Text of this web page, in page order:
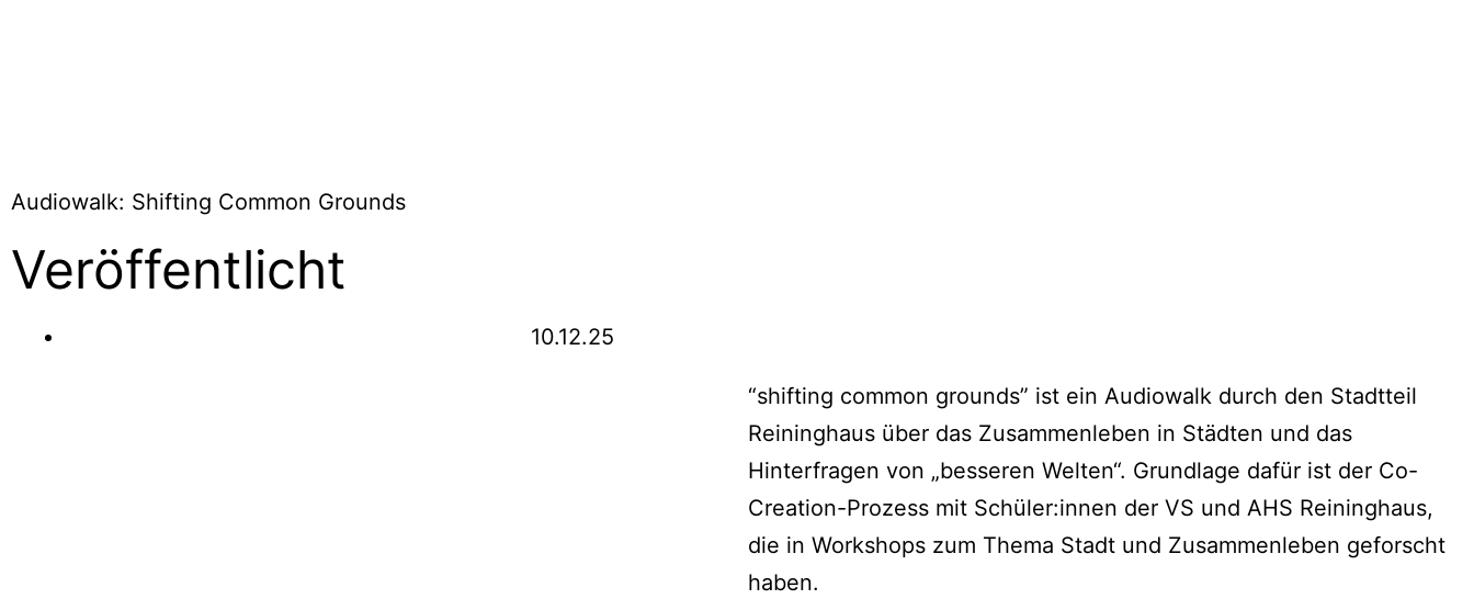
Audiowalk: Shifting Common Grounds
Veröffentlicht
10.12.25
“shifting common grounds” ist ein Audiowalk durch den Stadtteil
Reininghaus über das Zusammenleben in Städten und das
Hinterfragen von „besseren Welten“. Grundlage dafür ist der Co-
Creation-Prozess mit Schüler:innen der VS und AHS Reininghaus,
die in Workshops zum Thema Stadt und Zusammenleben geforscht
haben.